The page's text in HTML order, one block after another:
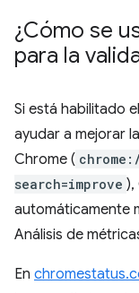
¿Cómo se
para la
Si está habilitado
ayudar a mejorar
Chrome (
search=improve
automáticamente
Análisis de
En